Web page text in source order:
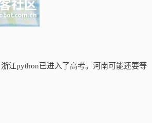
江python已进入了高考。河南可能还要等